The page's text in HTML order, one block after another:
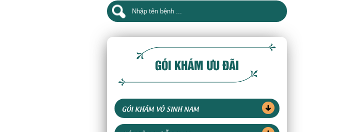
GÓI KHÁM ƯU ĐÃI
GÓI KHÁM VÔ SINH NAM